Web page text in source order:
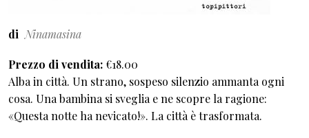
di Ninamasina
Prezzo di vendita €18.00
Alba in città. Un strano, sospeso silenzio ammanta ogni
cosa. Una bambina si sveglia e ne scopre la ragione:
«Questa notte ha nevicato!». La città è trasformata.